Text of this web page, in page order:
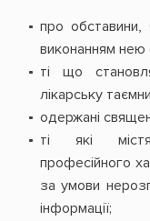
про обставини,
виконанням нею
ті що
лікарську
одержані
ті які
професійного
за умови
інформації;